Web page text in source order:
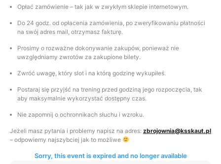
Opłać zamówienie – tak jak w zwykłym sklepie internetowym.
Do 24 godz. od opłacenia zamówienia, po zweryfikowaniu płatności
na swój adres mail, otrzymasz fakturę.
Prosimy o rozważne dokonywanie zakupów, ponieważ nie
uwzględniamy zwrotów za zakupione bilety.
Zwróć uwagę, który slot i na którą godzinę wykupiłeś.
Postaraj się przyjść na trening przed godziną jego rozpoczęcia, tak
aby maksymalnie wykorzystać dostępny czas.
Nie zapomnij o ochronnikach słuchu i wzroku.
Jeżeli masz pytania i problemy napisz na adres: zbrojownia@ksskaut.pl
– odpowiemy najszybciej jak to możliwe
Sorry, this event is expired and no longer available